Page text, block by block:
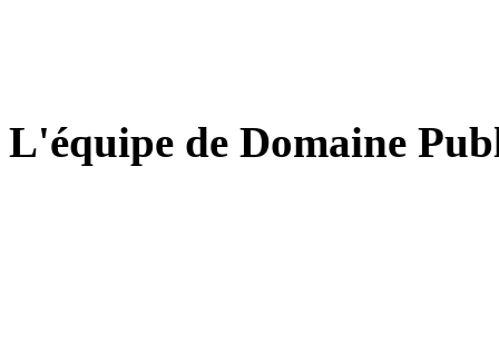
L'équipe de Domaine